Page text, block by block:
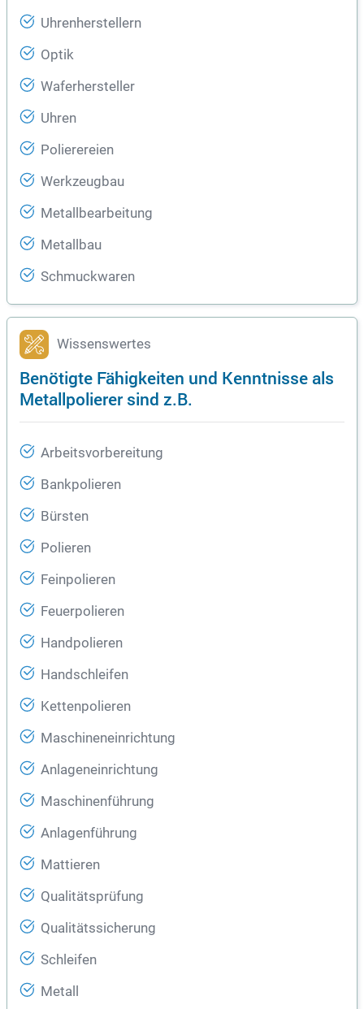
Uhrenherstellern
Optik
Waferhersteller
Uhren
Polierereien
Werkzeugbau
Metallbearbeitung
Metallbau
Schmuckwaren
Wissenswertes
Benötigte Fähigkeiten und Kenntnisse als
Metallpolierer sind z.B.
Arbeitsvorbereitung
Bankpolieren
Bürsten
Polieren
Feinpolieren
Feuerpolieren
Handpolieren
Handschleifen
Kettenpolieren
Maschineneinrichtung
Anlageneinrichtung
Maschinenführung
Anlagenführung
Mattieren
Qualitätsprüfung
Qualitätssicherung
Schleifen
Metall